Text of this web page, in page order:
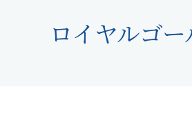
ロイヤルゴー